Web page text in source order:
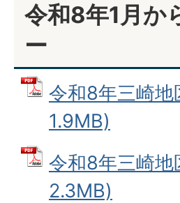
令和8年1月か
ー
令和8年三崎
1.9MB)
令和8年三崎
2.3MB)